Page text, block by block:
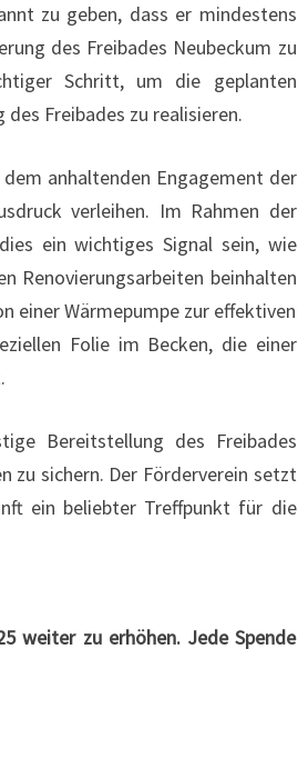
zu geben, dass er mindestens
des Freibades Neubeckum zu
Schritt, um die geplanten
Freibades zu realisieren.
anhaltenden Engagement der
verleihen. Im Rahmen der
ein wichtiges Signal sein, wie
Renovierungsarbeiten beinhalten
einer Wärmepumpe zur effektiven
Folie im Becken, die einer
Bereitstellung des Freibades
zu sichern. Der Förderverein setzt
ein beliebter Treffpunkt für die
weiter zu erhöhen. Jede Spende